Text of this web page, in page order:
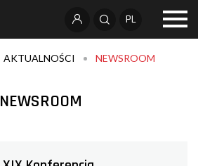
PL
AKTUALNOŚCI NEWSROOM
NEWSROOM